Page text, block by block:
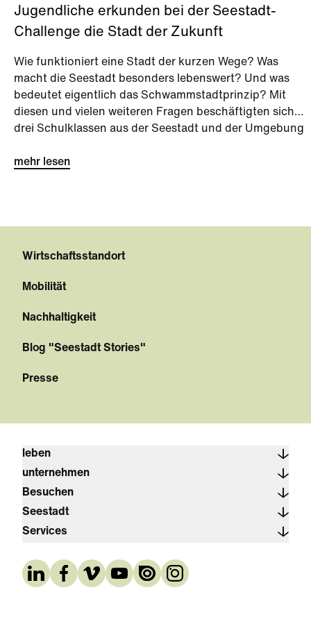
Jugendliche erkunden bei der Seestadt-
Challenge die Stadt der Zukunft
Wie funktioniert eine Stadt der kurzen Wege? Was
macht die Seestadt besonders lebenswert? Und was
bedeutet eigentlich das Schwammstadtprinzip? Mit
diesen und vielen weiteren Fragen beschäftigten sich
drei Schulklassen aus der Seestadt und der Umgebung
mehr lesen
Wirtschaftsstandort
Mobilität
Nachhaltigkeit
Blog "Seestadt Stories"
Presse
leben
unternehmen
Besuchen
Seestadt
Services